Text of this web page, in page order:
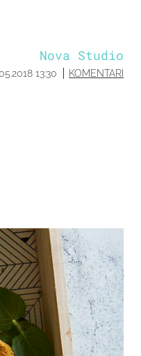
Nova Studio
13:30 KOMENTARI